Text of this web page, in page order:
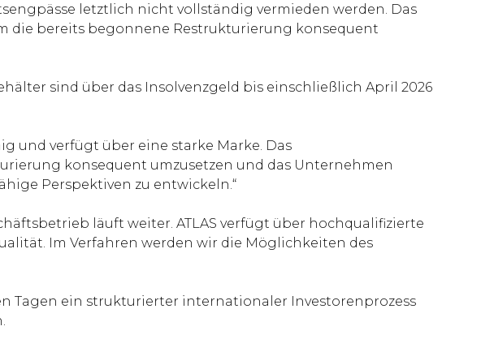
letztlich nicht vollständig vermieden werden. Das
die bereits begonnene Restrukturierung konsequent
sind über das Insolvenzgeld bis einschließlich April 2026
und verfügt über eine starke Marke. Das
konsequent umzusetzen und das Unternehmen
Perspektiven zu entwickeln.“
läuft weiter. ATLAS verfügt über hochqualifizierte
Im Verfahren werden wir die Möglichkeiten des
Tagen ein strukturierter internationaler Investorenprozess